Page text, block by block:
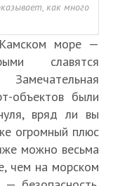
как много
море —
славятся
объектов были
вряд ли вы
огромный плюс
можно весьма
чем на морском